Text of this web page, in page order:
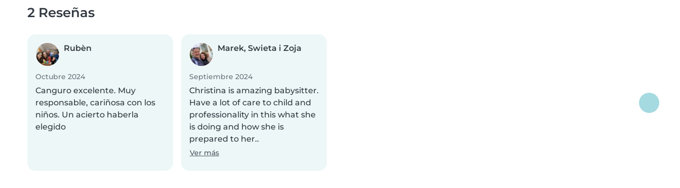
2 Reseñas
Rubèn
Octubre 2024
Canguro excelente. Muy
responsable, cariñosa con los
niños. Un acierto haberla
elegido
Marek, Swieta i Zoja
Septiembre 2024
Christina is amazing babysitter.
Have a lot of care to child and
professionality in this what she
is doing and how she is
prepared to her..
Ver más